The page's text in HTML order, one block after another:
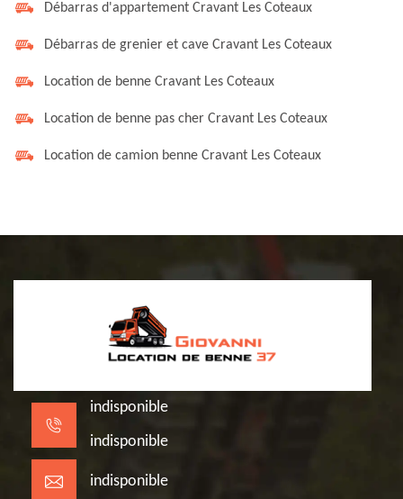
Débarras d'appartement Cravant Les Coteaux
Débarras de grenier et cave Cravant Les Coteaux
Location de benne Cravant Les Coteaux
Location de benne pas cher Cravant Les Coteaux
Location de camion benne Cravant Les Coteaux
indisponible
indisponible
indisponible